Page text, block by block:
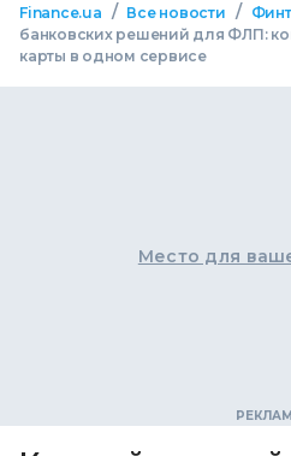
Finance.ua / Все новости /
банковских решений для ФЛП:
карты в одном сервисе
Место для